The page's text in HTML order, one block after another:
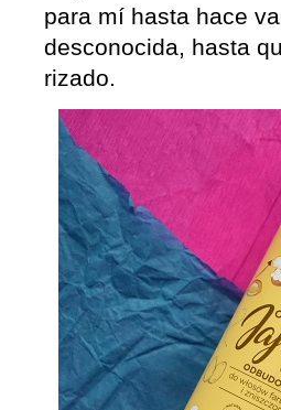
para mí hasta hace
desconocida, hasta
rizado.